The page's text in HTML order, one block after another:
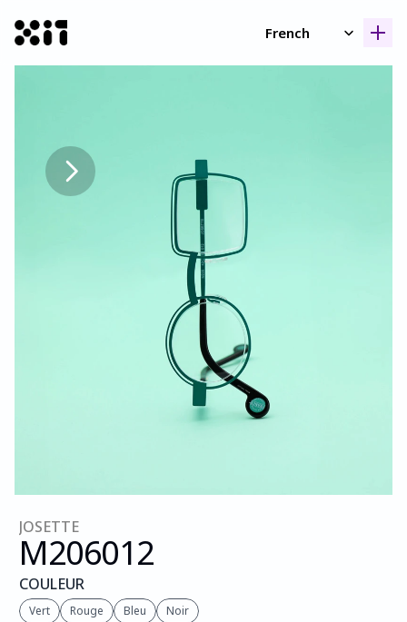
French
JOSETTE
M206012
COULEUR
Vert Rouge Bleu Noir